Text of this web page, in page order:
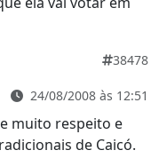
38478
24/08/2008 às 12:51
muito respeito e
de Caicó.